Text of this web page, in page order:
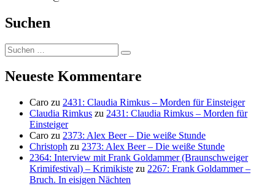
Suchen
Suchen
nach:
Suchen
Neueste Kommentare
Caro zu 2431: Claudia Rimkus – Morden für Einsteiger
Claudia Rimkus zu 2431: Claudia Rimkus – Morden für
Einsteiger
Caro zu 2373: Alex Beer – Die weiße Stunde
Christoph zu 2373: Alex Beer – Die weiße Stunde
2364: Interview mit Frank Goldammer (Braunschweiger
Krimifestival) – Krimikiste zu 2267: Frank Goldammer –
Bruch. In eisigen Nächten